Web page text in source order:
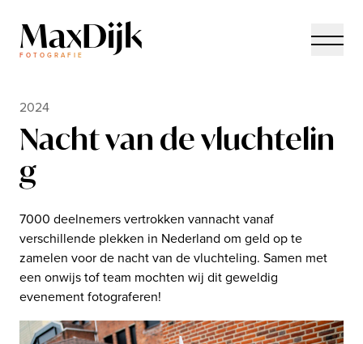
MaxDijk
FOTOGRAFIE
2024
Nachtvan devluchtelin
g
7000 deelnemers vertrokken vannacht vanaf
verschillende plekken in Nederland om geld op te
zamelen voor de nacht van de vluchteling. Samen met
een onwijs tof team mochten wij dit geweldig
evenement fotograferen!